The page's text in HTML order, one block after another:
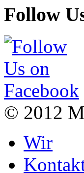
Follow
© 2012
Wir